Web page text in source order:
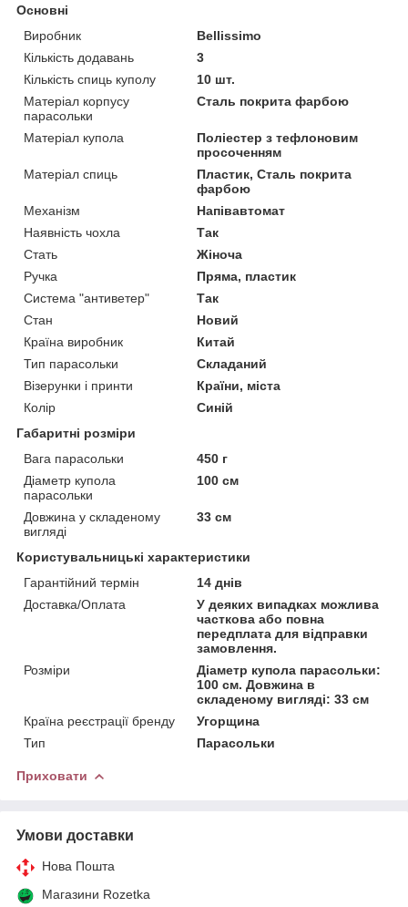
Основні
Виробник
Bellissimo
Кількість додавань
3
Кількість спиць куполу
10 шт.
Матеріал корпусу
парасольки
Сталь покрита фарбою
Матеріал купола
Поліестер з тефлоновим
просоченням
Матеріал спиць
Пластик, Сталь покрита
фарбою
Механізм
Напівавтомат
Наявність чохла
Так
Стать
Жіноча
Ручка
Пряма, пластик
Система "антиветер"
Так
Стан
Новий
Країна виробник
Китай
Тип парасольки
Складаний
Візерунки і принти
Країни, міста
Колір
Синій
Габаритні розміри
Вага парасольки
450 г
Діаметр купола
парасольки
100 см
Довжина у складеному
вигляді
33 см
Користувальницькі характеристики
Гарантійний термін
14 днів
Доставка/Оплата
У деяких випадках можлива
часткова або повна
передплата для відправки
замовлення.
Розміри
Діаметр купола парасольки:
100 см. Довжина в
складеному вигляді: 33 см
Країна реєстрації бренду
Угорщина
Тип
Парасольки
Приховати
Умови доставки
Нова Пошта
Магазини Rozetka